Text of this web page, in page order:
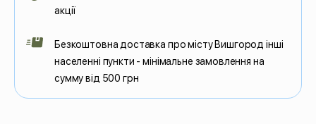
акції
Безкоштовна доставка про місту Вишгород інші
населенні пункти - мінімальне замовлення на
сумму від 500 грн